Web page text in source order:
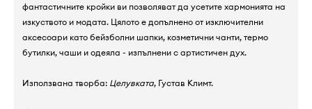
фантастичните кройки ви позволяват да усетите хармонията на
изкуството и модата. Цялото е допълнено от изключителни
аксесоари като бейзболни шапки, козметични чанти, термо
бутилки, чаши и одеяла - изпълнени с артистичен дух.
Използвана творба: Целувката, Густав Климт.